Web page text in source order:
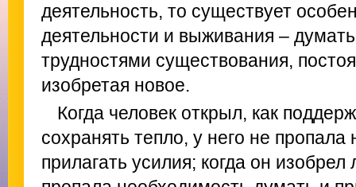
деятельность, то существует
деятельности и выживания –
трудностями существования,
изобретая новое.
Когда человек открыл, как
сохранять тепло, у него не
прилагать усилия; когда он